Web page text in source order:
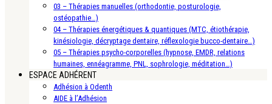
03 – Thérapies manuelles (orthodontie, posturologie,
ostéopathie…)
04 – Thérapies énergétiques & quantiques (MTC, étiothérapie,
kinésiologie, décryptage dentaire, réflexologie bucco-dentaire…)
05 – Thérapies psycho-corporelles (hypnose, EMDR, relations
humaines, ennéagramme, PNL, sophrologie, méditation…)
ESPACE ADHÉRENT
Adhésion à Odenth
AIDE à l’Adhésion